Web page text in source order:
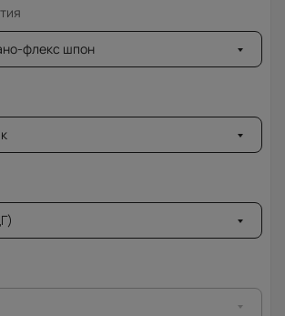
флекс шпон